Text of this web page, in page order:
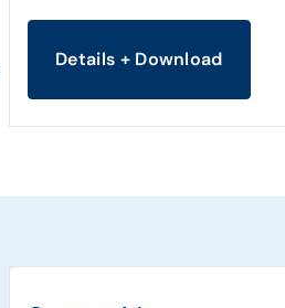
Details + Download